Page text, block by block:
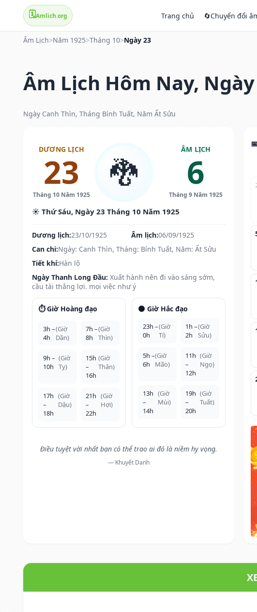
🗓️Amlich.org Trang chủ 🔄Chuyển đổi
Âm Lịch>Năm 1925>Tháng 10>Ngày 23
Âm Lịch Hôm Nay,
Ngày Canh Thìn, Tháng Bính Tuất, Năm Ất Sửu
DƯƠNG LỊCH
23
Tháng 10 Năm 1925
🐉
ÂM LỊCH
6
Tháng 9 Năm 1925
☀️ Thứ Sáu, Ngày 23 Tháng 10 Năm 1925
Dương lịch:23/10/1925 Âm lịch:06/09/1925
Can chi:Ngày: Canh Thìn, Tháng: Bính Tuất, Năm: Ất Sửu
Tiết khí:Hàn lộ
Ngày Thanh Long Đầu: Xuất hành nên đi vào sáng sớm,
cầu tài thắng lợi. mọi việc như ý
⏱️ Giờ Hoàng đạo
3h –
4h
(Giờ
Dần)
7h –
8h
(Giờ
Thìn)
9h –
10h
(Giờ
Tỵ)
15h
–
16h
(Giờ
Thân)
17h
–
18h
(Giờ
Dậu)
21h
–
22h
(Giờ
Hợi)
🌑 Giờ Hắc đạo
23h –
0h
(Giờ
Tí)
1h –
2h
(Giờ
Sửu)
5h –
6h
(Giờ
Mão)
11h
–
12h
(Giờ
Ngọ)
13h
–
14h
(Giờ
Mùi)
19h
–
20h
(Giờ
Tuất)
Điều tuyệt vời nhất bạn có thể trao ai đó là niềm hy vọng.
— Khuyết Danh